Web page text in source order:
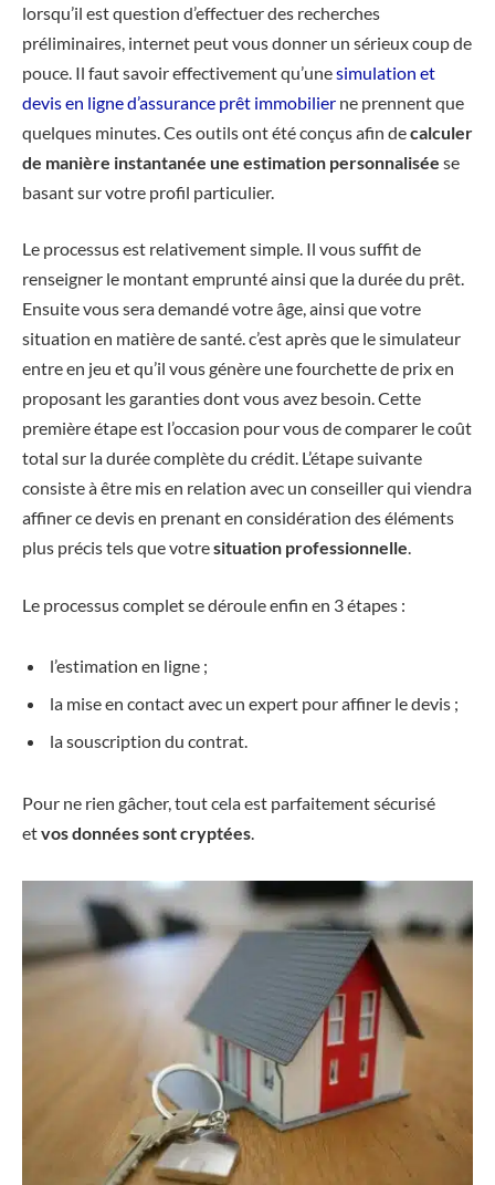
lorsqu’il est question d’effectuer des recherches
préliminaires, internet peut vous donner un sérieux coup de
pouce. Il faut savoir effectivement qu’unesimulation et
devis en ligne d’assurance prêt immobilier ne prennent que
quelques minutes. Ces outils ont été conçus afin decalculer
de manière instantanée une estimation personnalisée se
basant sur votre profil particulier.
Le processus est relativement simple. Il vous suffit de
renseigner le montant emprunté ainsi que la durée du prêt.
Ensuite vous sera demandé votre âge, ainsi que votre
situation en matière de santé. c’est après que le simulateur
entre en jeu et qu’il vous génère une fourchette de prix en
proposant les garanties dont vous avez besoin. Cette
première étape est l’occasion pour vous de comparer le coût
total sur la durée complète du crédit. L’étape suivante
consiste à être mis en relation avec un conseiller qui viendra
affiner ce devis en prenant en considération des éléments
plus précis tels que votresituation professionnelle.
Le processus complet se déroule enfin en 3 étapes :
l’estimation en ligne ;
la mise en contact avec un expert pour affiner le devis ;
la souscription du contrat.
Pour ne rien gâcher, tout cela est parfaitement sécurisé
etvos données sont cryptées.